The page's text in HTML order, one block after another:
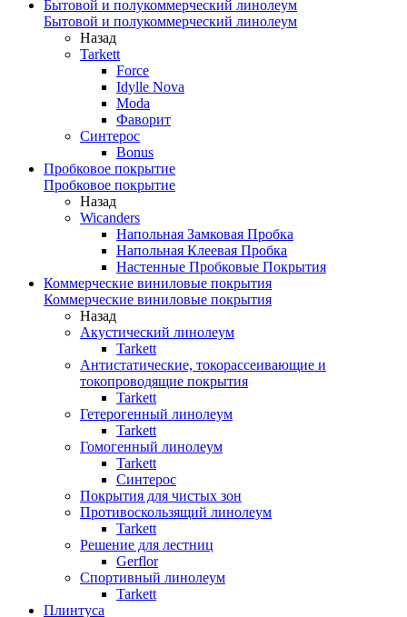
Бытовой и полукоммерческий линолеум
Бытовой и полукоммерческий линолеум
Назад
Tarkett
Force
Idylle Nova
Moda
Фаворит
Синтерос
Bonus
Пробковое покрытие
Пробковое покрытие
Назад
Wicanders
Напольная Замковая Пробка
Напольная Клеевая Пробка
Настенные Пробковые Покрытия
Коммерческие виниловые покрытия
Коммерческие виниловые покрытия
Назад
Акустический линолеум
Tarkett
Антистатические, токорассеивающие и
токопроводящие покрытия
Tarkett
Гетерогенный линолеум
Tarkett
Гомогенный линолеум
Tarkett
Синтерос
Покрытия для чистых зон
Противоскользящий линолеум
Tarkett
Решение для лестниц
Gerflor
Спортивный линолеум
Tarkett
Плинтуса